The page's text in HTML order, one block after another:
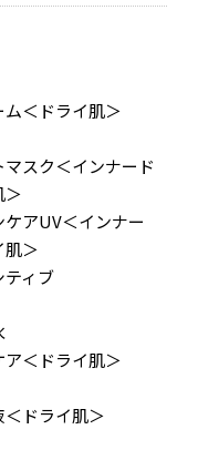
ム＜ドライ肌＞
マスク＜インナード
＞
ケアUV＜インナー
肌＞
ティブ
ア＜ドライ肌＞
＜ドライ肌＞